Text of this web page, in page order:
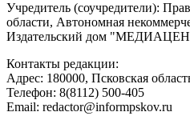
Учредитель (соучредители):
области, Автономная
Издательский дом
Контакты редакции:
Адреc: 180000, Псковская
Телефон: 8(8112) 500-405
Email: redactor@informpskov.ru